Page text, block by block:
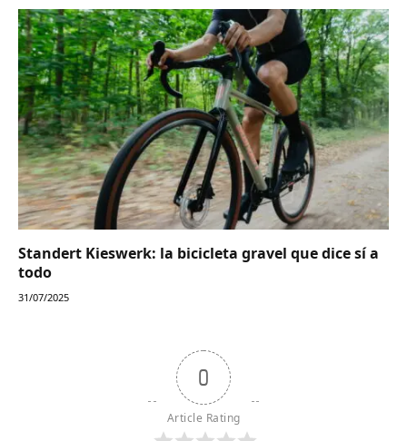
Standert Kieswerk: la bicicleta gravel que dice sí a
todo
31/07/2025
0
Article Rating